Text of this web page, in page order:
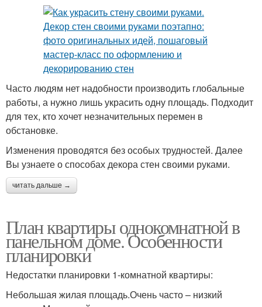
Часто людям нет надобности производить глобальные
работы, а нужно лишь украсить одну площадь. Подходит
для тех, кто хочет незначительных перемен в
обстановке.
Изменения проводятся без особых трудностей. Далее
Вы узнаете о способах декора стен своими руками.
читать дальше →
План квартиры однокомнатной в
панельном доме. Особенности
планировки
Недостатки планировки 1-комнатной квартиры:
Небольшая жилая площадь.Очень часто – низкий